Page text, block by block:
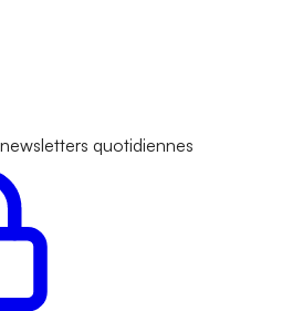
quotidiennes